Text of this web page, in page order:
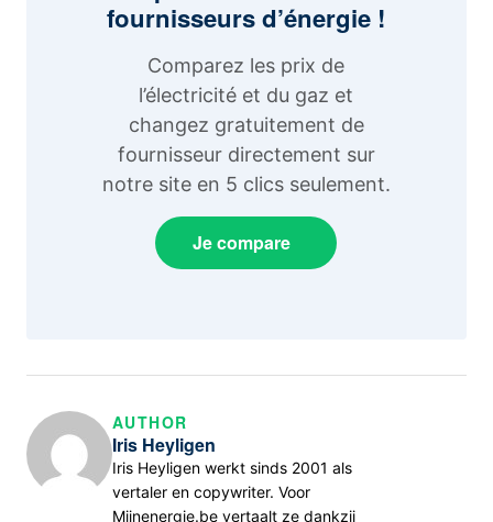
fournisseurs d’énergie !
Comparez les prix de
l’électricité et du gaz et
changez gratuitement de
fournisseur directement sur
notre site en 5 clics seulement.
Je compare
AUTHOR
Iris Heyligen
Iris Heyligen werkt sinds 2001 als
vertaler en copywriter. Voor
Mijnenergie.be vertaalt ze dankzij